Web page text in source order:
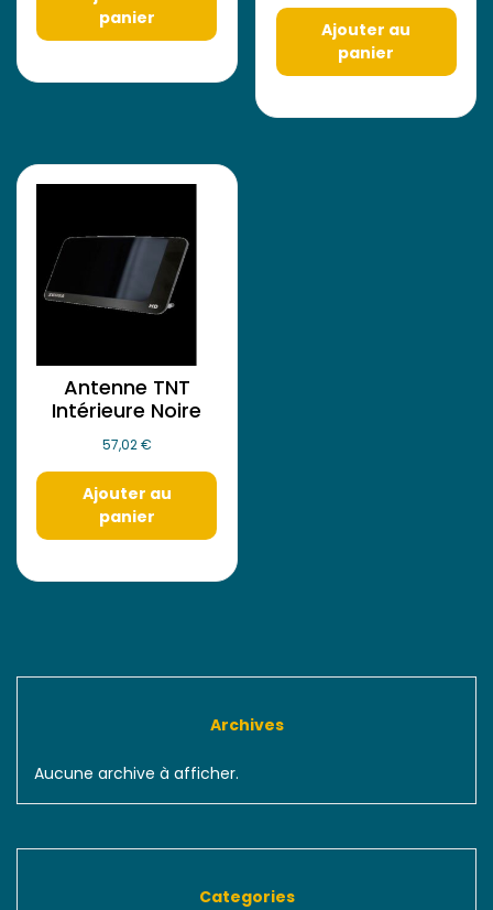
panier
Ajouter au
panier
Antenne TNT
Intérieure Noire
57,02€
Ajouter au
panier
Archives
Aucune archive à afficher.
Categories